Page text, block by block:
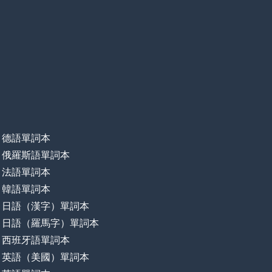
德語單詞本
俄羅斯語單詞本
法語單詞本
韓語單詞本
日語（漢字）單詞本
日語（羅馬字）單詞本
西班牙語單詞本
英語（美國）單詞本